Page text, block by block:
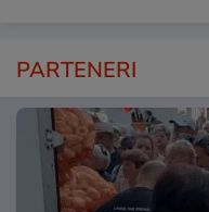
PARTENERI